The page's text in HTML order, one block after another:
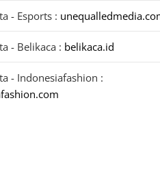
- Esports :
- Belikaca : belikaca.id
- Indonesiafashion :